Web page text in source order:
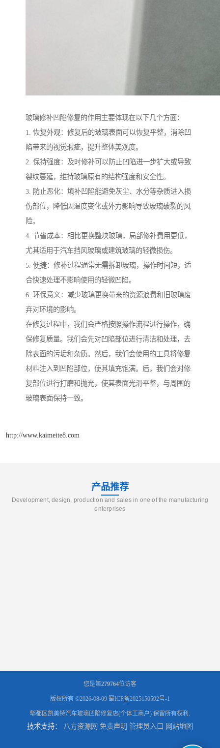
玻璃修补凹陷修复的作用主要体现在以下几个方面：
1. 恢复外观：修复后的玻璃表面可以恢复平整，消除凹
陷带来的视觉瑕疵，提升整体美观度。
2. 保持强度：及时修补可以防止凹陷进一步扩大或导致
裂纹蔓延，维持玻璃原有的结构强度和安全性。
3. 防止恶化：填补凹陷能避免灰尘、水分等杂质进入损
伤部位，降低因温度变化或外力影响导致玻璃破裂的风
险。
4. 节省成本：相比更换整块玻璃，局部修补费用更低，
尤其适用于汽车挡风玻璃或建筑玻璃的轻微损伤。
5. 便捷：修补过程通常无需拆卸玻璃，操作时间短，适
合快速处理不影响使用的轻微凹陷。
6. 环保意义：减少玻璃更换带来的资源浪费和旧玻璃废
弃对环境的影响。
在修复过程中，我们会严格按照操作流程进行操作，确
保修复质量。我们会先对凹陷部位进行清洁和处理，去
除表面的污垢和杂质。然后，我们会使用的工具将修复
材料注入到凹陷部位，使其填充饱满。后，我们会对修
复部位进行打磨和抛光，使其表面光滑平整，与周围的
玻璃表面保持一致。
http://www.kaimeite8.com
产品推荐
Development, design, production and sales in one of the manufacturing
enterprises
您是第279764位访客
版权所有 ©2026-08-09 蜀ICP备2025150592号-1
郫都区凯美特汽车玻璃凹陷修复店(个体工商户) 保留所有权利.
技术支持： 八方资源网 免责声明 管理员入口 网站地图